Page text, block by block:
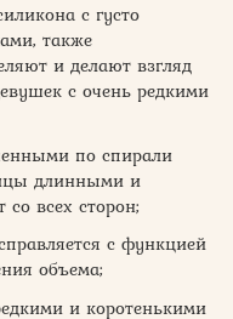
с густо
также
и делают взгляд
с очень редкими
по спирали
длинными и
всех сторон;
с функцией
объема;
и коротенькими